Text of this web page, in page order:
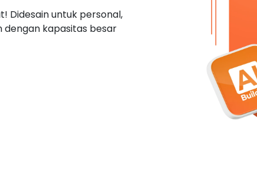
Didesain untuk personal,
dengan kapasitas besar